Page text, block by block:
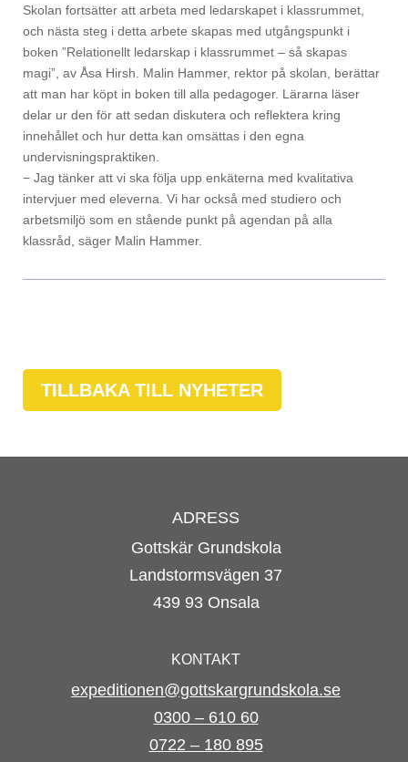
Skolan fortsätter att arbeta med ledarskapet i klassrummet,
och nästa steg i detta arbete skapas med utgångspunkt i
boken ”Relationellt ledarskap i klassrummet – så skapas
magi”, av Åsa Hirsh. Malin Hammer, rektor på skolan, berättar
att man har köpt in boken till alla pedagoger. Lärarna läser
delar ur den för att sedan diskutera och reflektera kring
innehållet och hur detta kan omsättas i den egna
undervisningspraktiken.
− Jag tänker att vi ska följa upp enkäterna med kvalitativa
intervjuer med eleverna. Vi har också med studiero och
arbetsmiljö som en stående punkt på agendan på alla
klassråd, säger Malin Hammer.
TILLBAKA TILL NYHETER
ADRESS
Gottskär Grundskola
Landstormsvägen 37
439 93 Onsala
KONTAKT
expeditionen@gottskargrundskola.se
0300 – 610 60
0722 – 180 895